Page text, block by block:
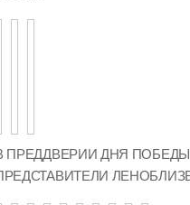
ПРЕДДВЕРИИ ДНЯ ПОБЕДЫ